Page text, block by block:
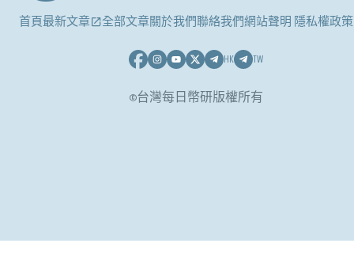
首頁最新文章 全部文章關於我們聯絡我們網站聲明 隱私權政策
HK TW
©台灣每日幣研版權所有